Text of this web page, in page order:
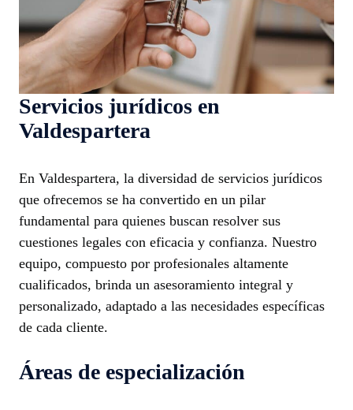
Servicios jurídicos en
Valdespartera
En Valdespartera, la diversidad de servicios jurídicos
que ofrecemos se ha convertido en un pilar
fundamental para quienes buscan resolver sus
cuestiones legales con eficacia y confianza. Nuestro
equipo, compuesto por profesionales altamente
cualificados, brinda un asesoramiento integral y
personalizado, adaptado a las necesidades específicas
de cada cliente.
Áreas de especialización